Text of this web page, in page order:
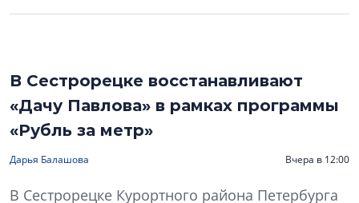
В Сестрорецке восстанавливают
«Дачу Павлова» в рамках программы
«Рубль за метр»
Дарья Балашова Вчера в 12:00
В Сестрорецке Курортного района Петербурга